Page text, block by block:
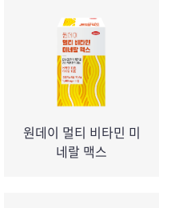
원데이 멀티 비타민 미
네랄 맥스